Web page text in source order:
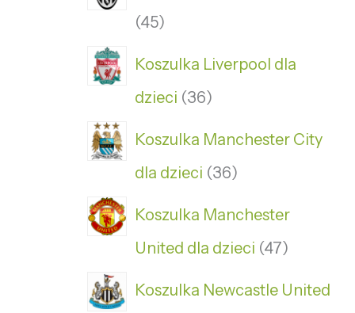
45
Koszulka Liverpool dla
dzieci 36
Koszulka Manchester City
dla dzieci 36
Koszulka Manchester
United dla dzieci 47
Koszulka Newcastle United